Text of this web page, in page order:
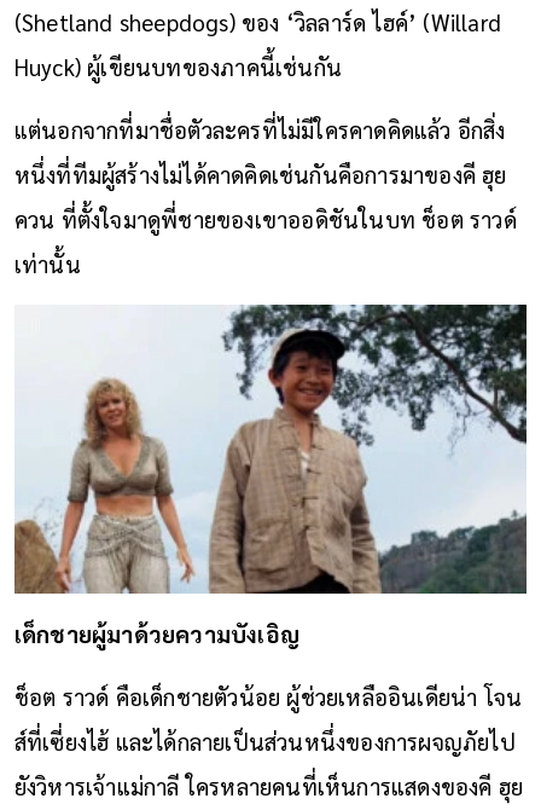
(Shetland sheepdogs) ของ ‘วิลลาร์ด ไฮค์’ (Willard
Huyck) ผู้เขียนบทของภาคนี้เช่นกัน
แต่นอกจากที่มาชื่อตัวละครที่ไม่มีใครคาดคิดแล้ว อีกสิ่ง
หนึ่งที่ทีมผู้สร้างไม่ได้คาดคิดเช่นกันคือการมาของคี ฮุย
ควน ที่ตั้งใจมาดูพี่ชายของเขาออดิชันในบท ช็อต ราวด์
เท่านั้น
เด็กชายผู้มาด้วยความบังเอิญ
ช็อต ราวด์ คือเด็กชายตัวน้อย ผู้ช่วยเหลืออินเดียน่า โจน
ส์ที่เซี่ยงไฮ้ และได้กลายเป็นส่วนหนึ่งของการผจญภัยไป
ยังวิหารเจ้าแม่กาลี ใครหลายคนที่เห็นการแสดงของคี ฮุย